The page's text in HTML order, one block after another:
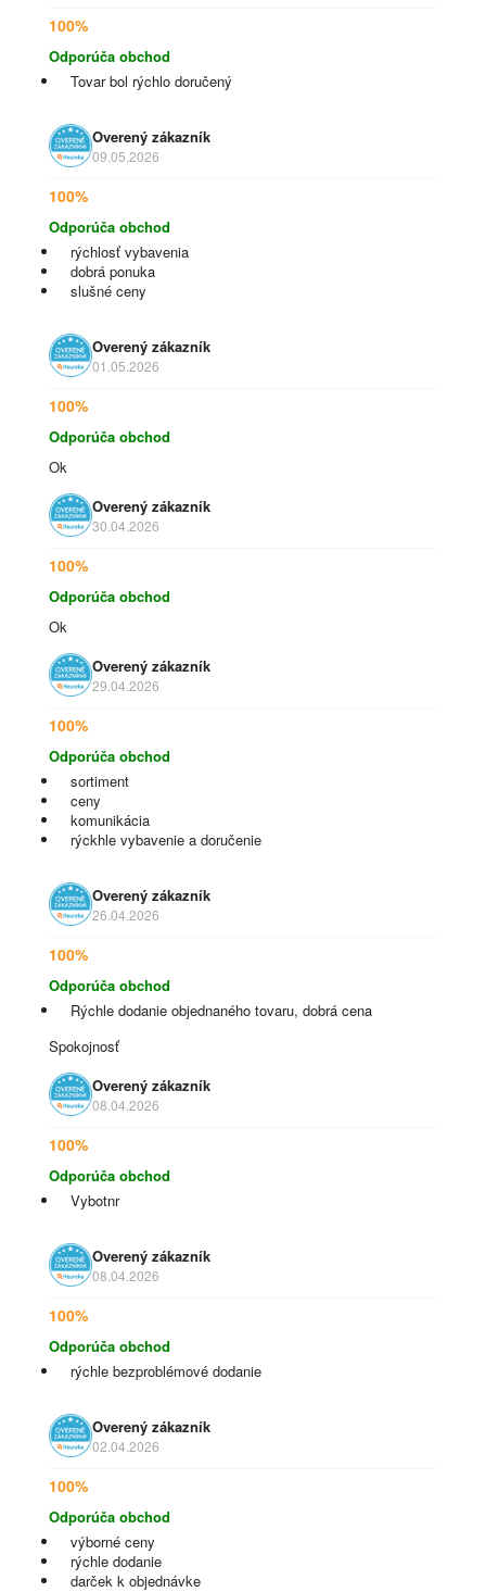
100%
Odporúča obchod
Tovar bol rýchlo doručený
Overený zákazník
09.05.2026
100%
Odporúča obchod
rýchlosť vybavenia
dobrá ponuka
slušné ceny
Overený zákazník
01.05.2026
100%
Odporúča obchod
Ok
Overený zákazník
30.04.2026
100%
Odporúča obchod
Ok
Overený zákazník
29.04.2026
100%
Odporúča obchod
sortiment
ceny
komunikácia
rýckhle vybavenie a doručenie
Overený zákazník
26.04.2026
100%
Odporúča obchod
Rýchle dodanie objednaného tovaru, dobrá cena
Spokojnosť
Overený zákazník
08.04.2026
100%
Odporúča obchod
Vybotnr
Overený zákazník
08.04.2026
100%
Odporúča obchod
rýchle bezproblémové dodanie
Overený zákazník
02.04.2026
100%
Odporúča obchod
výborné ceny
rýchle dodanie
darček k objednávke